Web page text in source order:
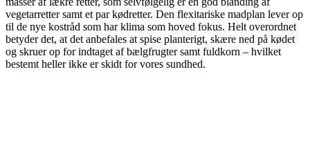
vegetarretter samt et par kødretter. Den flexitariske madplan lever op
til de nye kostråd som har klima som hoved fokus. Helt overordnet
betyder det, at det anbefales at spise planterigt, skære ned på kødet
og skruer op for indtaget af bælgfrugter samt fuldkorn – hvilket
bestemt heller ikke er skidt for vores sundhed.